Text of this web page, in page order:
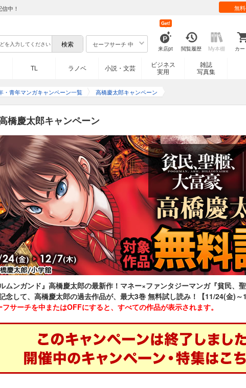
中！ 無
セーフサーチ 中
来店pt
Get!
閲覧履歴 My本棚 カー
TL ラノベ 小説・文芸
ビジネス
実用
雑誌
写真集
・青年マンガキャンペーン一覧 高橋慶太郎キャンペーン
橋慶太郎キャンペーン
ルムンガンド』高橋慶太郎の最新作！マネー×ファンタジーマンガ『貧民、
念して、高橋慶太郎の過去作品が、最大3巻 無料試し読み！【11/24(金)～
フサーチを中またはOFFにすると、すべての作品が表示されます。